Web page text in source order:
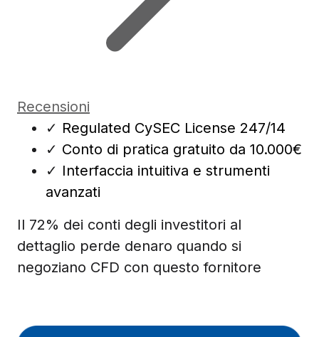
Recensioni
✓ Regulated CySEC License 247/14
✓ Conto di pratica gratuito da 10.000€
✓ Interfaccia intuitiva e strumenti
avanzati
Il 72% dei conti degli investitori al
dettaglio perde denaro quando si
negoziano CFD con questo fornitore